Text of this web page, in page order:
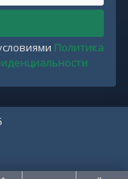
Политика